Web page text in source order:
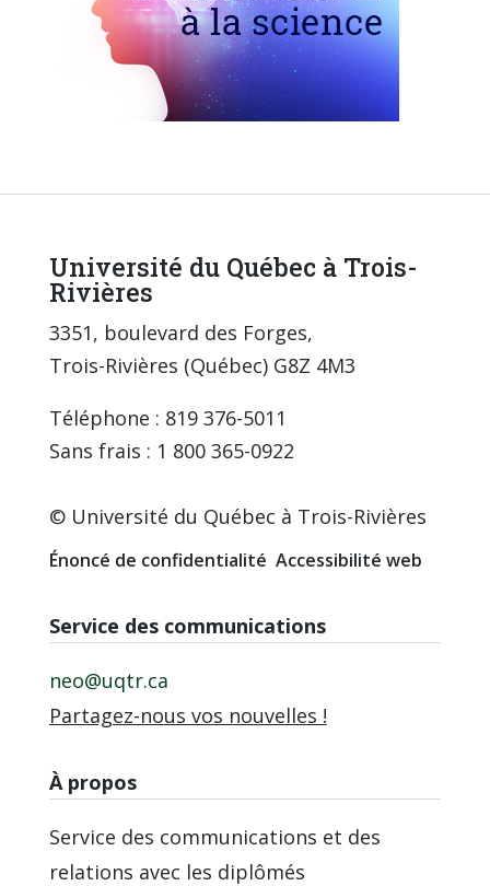
Université du Québec à Trois-
Rivières
3351, boulevard des Forges,
Trois-Rivières (Québec) G8Z 4M3
Téléphone : 819 376-5011
Sans frais : 1 800 365-0922
© Université du Québec à Trois-Rivières
Énoncé de confidentialité Accessibilité web
Service des communications
neo@uqtr.ca
Partagez-nous vos nouvelles !
À propos
Service des communications et des
relations avec les diplômés